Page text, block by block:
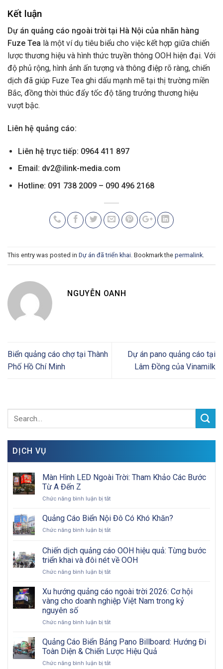
Kết luận
Dự án quảng cáo ngoài trời tại Hà Nội của nhãn hàng
Fuze Tea là một ví dụ tiêu biểu cho việc kết hợp giữa chiến
lược thương hiệu và hình thức truyền thông OOH hiện đại. Với
độ phủ rộng, hình ảnh ấn tượng và thông điệp rõ ràng, chiến
dịch đã giúp Fuze Tea ghi dấu mạnh mẽ tại thị trường miền
Bắc, đồng thời thúc đẩy tốc độ tăng trưởng thương hiệu
vượt bậc.
Liên hệ quảng cáo:
Liên hệ trực tiếp: 0964 411 897
Email: dv2@ilink-media.com
Hotline: 091 738 2009 – 090 496 2168
This entry was posted in Dự án đã triển khai. Bookmark the permalink.
NGUYỄN OANH
Biển quảng cáo chợ tại Thành
Phố Hồ Chí Minh
Dự án pano quảng cáo tại
Lâm Đồng của Vinamilk
DỊCH VỤ
Màn Hình LED Ngoài Trời: Tham Khảo Các Bước
Từ A Đến Z
Chức năng bình luận bị tắtở
Hình
Ngoài
Tham
Khảo
Bước
A
Đến
Quảng Cáo Biển Nội Đô Có Khó Khăn?
Chức năng bình luận bị tắtở
Cáo
Biển
Nội
Đô
Khó
Khăn?
Chiến dịch quảng cáo OOH hiệu quả: Từng bước
triển khai và đôi nét về OOH
Chức năng bình luận bị tắtở
dịch
quảng
cáo
hiệu
Từng
bước
triển
khai
Xu hướng quảng cáo ngoài trời 2026: Cơ hội
vàng cho doanh nghiệp Việt Nam trong kỷ
nguyên số
Chức năng bình luận bị tắtở
hướng
quảng
cáo
ngoài
Quảng Cáo Biển Bảng Pano Billboard: Hướng Đi
Toàn Diện & Chiến Lược Hiệu Quả
Chức năng bình luận bị tắtở